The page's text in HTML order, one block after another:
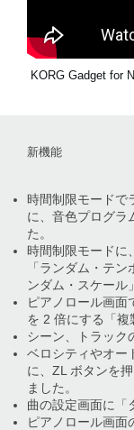
KORG Gadget for
新機能
時間制限モードで
に、音色プログラ
た。
時間制限モードに
「ランダム・テ
ンダム・スケール
ピアノロール画面
を 2 倍にする「複
シーン、トラック
ベロシティやオー
に、ZL ボタンを
ました。
曲の設定画面に「
ピアノロール画面